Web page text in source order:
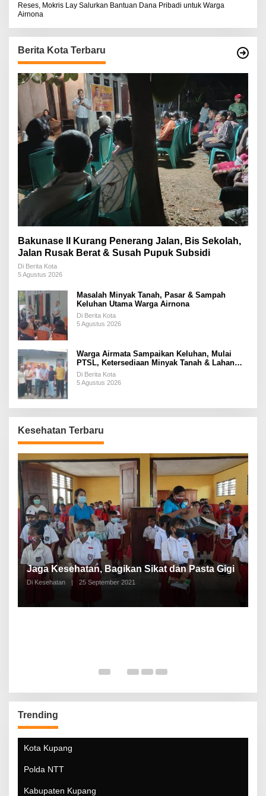
Reses, Mokris Lay Salurkan Bantuan Dana Pribadi untuk Warga
Airnona
Berita Kota Terbaru
Bakunase II Kurang Penerang Jalan, Bis Sekolah,
Jalan Rusak Berat & Susah Pupuk Subsidi
Di Berita Kota
5 Agustus 2026
Masalah Minyak Tanah, Pasar & Sampah
Keluhan Utama Warga Airnona
Di Berita Kota
5 Agustus 2026
Warga Airmata Sampaikan Keluhan, Mulai
PTSL, Ketersediaan Minyak Tanah & Lahan
Pemakaman
Di Berita Kota
5 Agustus 2026
Kesehatan Terbaru
Jaga Kesehatan, Bagikan Sikat dan Pasta Gigi
Di Kesehatan | 25 September 2021
Trending
Kota Kupang
Polda NTT
Kabupaten Kupang